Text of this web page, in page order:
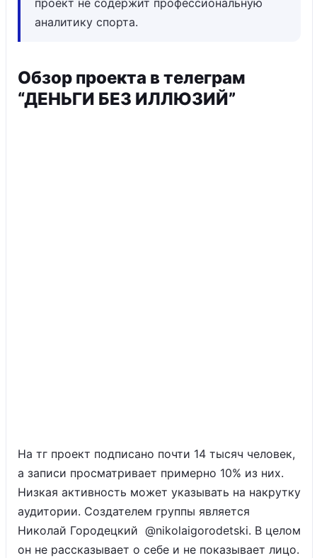
проект не содержит профессиональную
аналитику спорта.
Обзор проекта в телеграм
“ДЕНЬГИ БЕЗ ИЛЛЮЗИЙ”
На тг проект подписано почти 14 тысяч человек,
а записи просматривает примерно 10% из них.
Низкая активность может указывать на накрутку
аудитории. Создателем группы является
Николай Городецкий @nikolaigorodetski. В целом
он не рассказывает о себе и не показывает лицо.